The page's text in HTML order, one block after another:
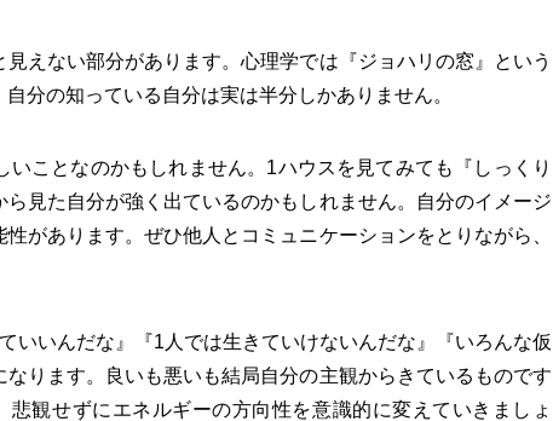
えない部分があります。心理学では『ジョハリの窓』という
分の知っている自分は実は半分しかありません。
ことなのかもしれません。1ハウスを見てみても『しっくり
見た自分が強く出ているのかもしれません。自分のイメージ
があります。ぜひ他人とコミュニケーションをとりながら、
いいんだな』『1人では生きていけないんだな』『いろんな仮
ります。良いも悪いも結局自分の主観からきているものです
観せずにエネルギーの方向性を意識的に変えていきましょ